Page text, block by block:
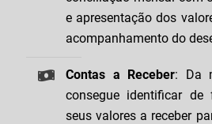
e apresentação dos
acompanhamento do
Contas a Receber: Da
consegue identificar
seus valores a receber